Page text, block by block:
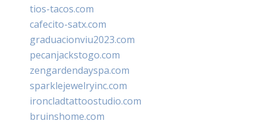
tios-tacos.com
cafecito-satx.com
graduacionviu2023.com
pecanjackstogo.com
zengardendayspa.com
sparklejewelryinc.com
ironcladtattoostudio.com
bruinshome.com